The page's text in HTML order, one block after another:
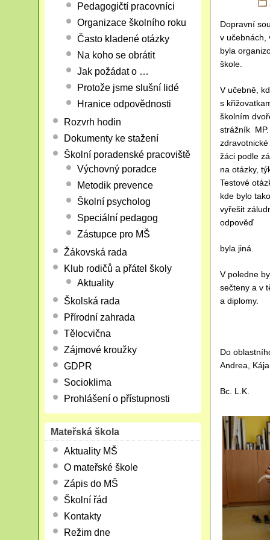
Dopravní
v učebnách,
byla
škole.
V učebně,
s
školním
strážník MP.
žáci podle
na otázky,
Testové
kde bylo
vyřešit
odpověď
byla jiná.
V poledne
sečteny a v
a diplomy.
Do
Andrea,
Bc. L.K.
Pedagogičtí pracovníci
Organizace školního roku
Často kladené otázky
Na koho se obrátit
Jak požádat o …
Protože jsme slušní lidé
Hranice odpovědnosti
Rozvrh hodin
Dokumenty ke stažení
Školní poradenské pracoviště
Výchovný poradce
Metodik prevence
Školní psycholog
Speciální pedagog
Zástupce pro MŠ
Žákovská rada
Klub rodičů a přátel školy
Aktuality
Školská rada
Přírodní zahrada
Tělocvična
Zájmové kroužky
GDPR
Socioklima
Prohlášení o přístupnosti
Mateřská škola
Aktuality MŠ
O mateřské škole
Zápis do MŠ
Školní řád
Kontakty
Režim dne